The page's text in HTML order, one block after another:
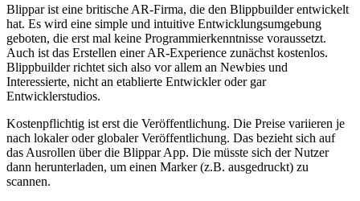
Blippar ist eine britische AR-Firma, die den Blippbuilder entwickelt
hat. Es wird eine simple und intuitive Entwicklungsumgebung
geboten, die erst mal keine Programmierkenntnisse voraussetzt.
Auch ist das Erstellen einer AR-Experience zunächst kostenlos.
Blippbuilder richtet sich also vor allem an Newbies und
Interessierte, nicht an etablierte Entwickler oder gar
Entwicklerstudios.
Kostenpflichtig ist erst die Veröffentlichung. Die Preise variieren je
nach lokaler oder globaler Veröffentlichung. Das bezieht sich auf
das Ausrollen über die Blippar App. Die müsste sich der Nutzer
dann herunterladen, um einen Marker (z.B. ausgedruckt) zu
scannen.